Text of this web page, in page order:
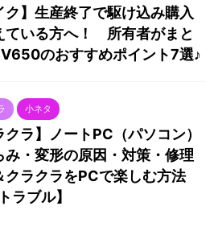
ク】生産終了で駆け込み購入
ている方へ！ 所有者がまと
のおすすめポイント7選♪
小ネタ
クラ】ノートPC（パソコン）
み・変形の原因・対策・修理
クラクラをPCで楽しむ方法
ラブル】